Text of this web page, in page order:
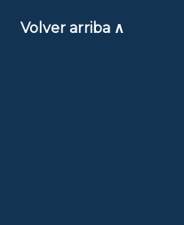
Volver arriba ∧